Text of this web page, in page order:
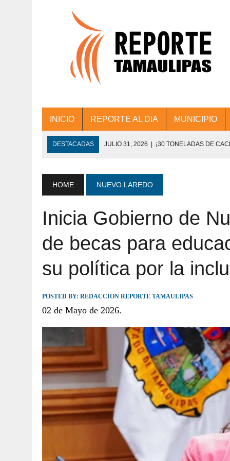
INICIO REPORTE AL DIA MUNICIPIO
DESTACADAS JULIO 31, 2026 | ¡30 TONELADAS DE
JULIO 30, 2026 | 💧🚰 ¡AGUA PARA LA COMUNIDAD!
JULIO 30, 2026 | ¡TRABAJO EN EQUIPO Y RESULTADOS!
JULIO 30, 2026 | TAMAULIPAS TE INVITA A DESCUBRIR EL
HOME NUEVO LAREDO
Inicia Gobierno de
de becas para
su política por la
POSTED BY: REDACCION REPORTE TAMAULIPAS
02 de Mayo de 2026.